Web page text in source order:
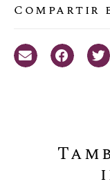
Compartir